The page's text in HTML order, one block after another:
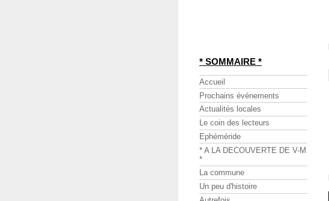
* SOMMAIRE *
Accueil
Prochains événements
Actualités locales
Le coin des lecteurs
Ephéméride
* A LA DECOUVERTE DE V-M
*
La commune
Un peu d'histoire